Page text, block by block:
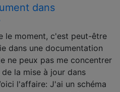
dans
le moment, c'est peut-être
dans une documentation
ne peux pas me concentrer
la mise à jour dans
l'affaire: J'ai un schéma